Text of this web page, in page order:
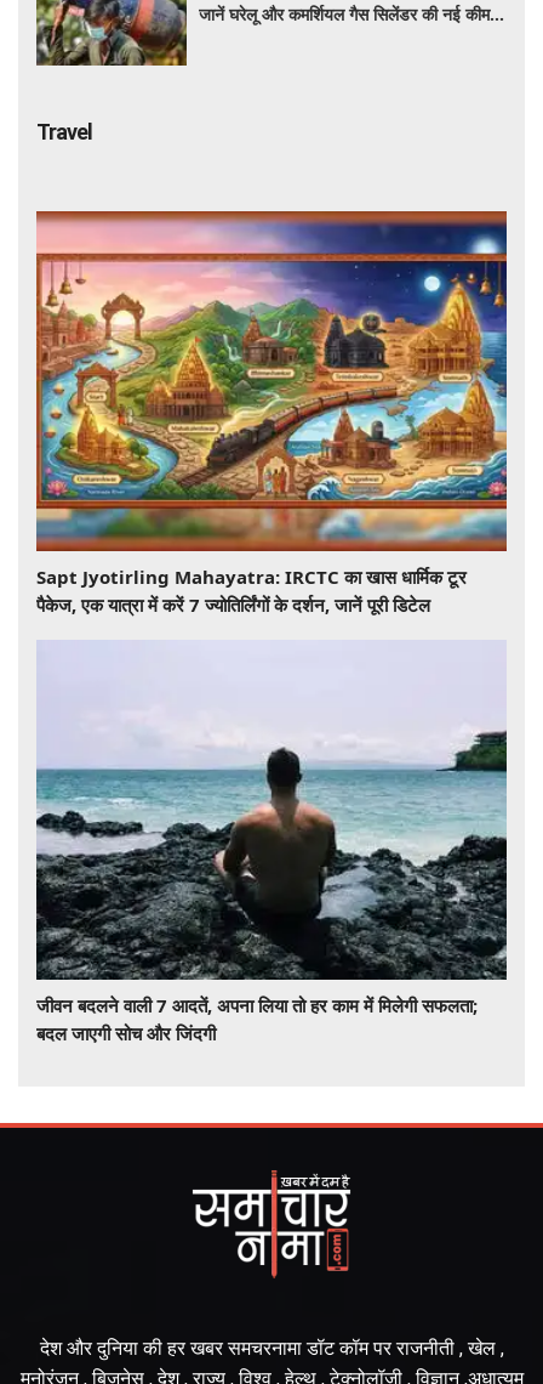
जानें घरेलू और कमर्शियल गैस सिलेंडर की नई कीमत,
Travel
Sapt Jyotirling Mahayatra: IRCTC का खास धार्मिक टूर
पैकेज, एक यात्रा में करें 7 ज्योतिर्लिंगों के दर्शन, जानें पूरी डिटेल
जीवन बदलने वाली 7 आदतें, अपना लिया तो हर काम में मिलेगी सफलता;
बदल जाएगी सोच और जिंदगी
देश और दुनिया की हर खबर समचरनामा डॉट कॉम पर राजनीती , खेल ,
मनोरंजन , बिज़नेस , देश , राज्य , विश्व , हेल्थ , टेक्नोलॉजी , विज्ञान ,अधात्यम